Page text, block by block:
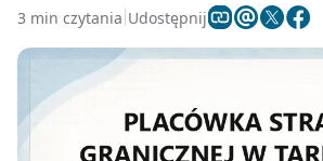
3 min czytania Udostępnij